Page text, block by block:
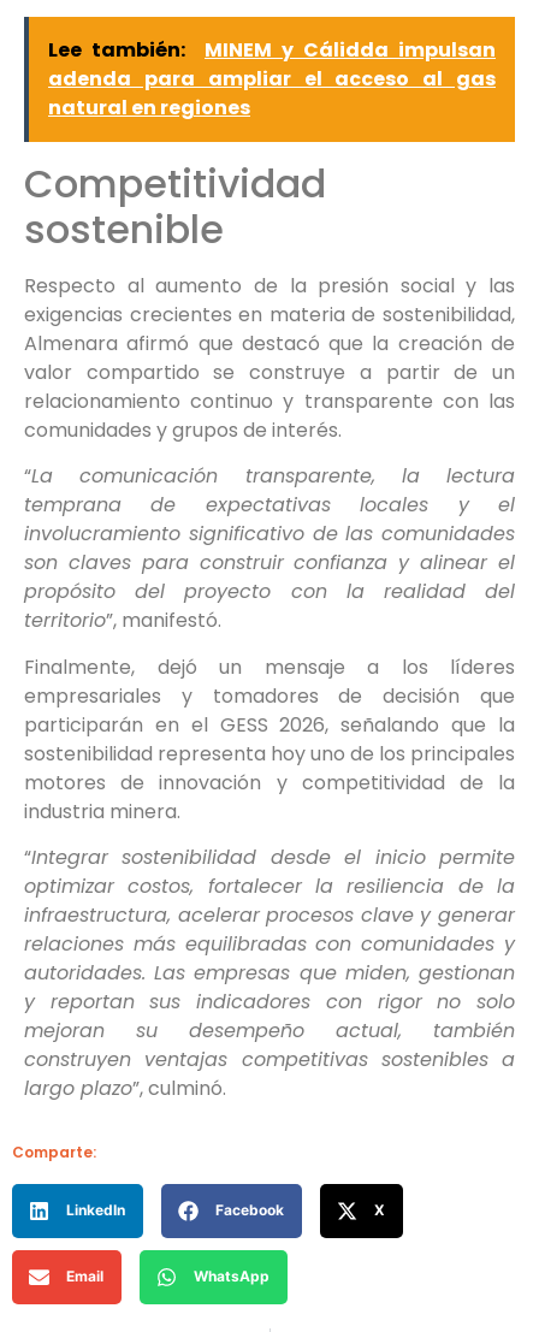
Lee también:
MINEM y Cálidda impulsan
adenda para ampliar el acceso al gas
natural en regiones
Competitividad
sostenible
Respecto al aumento de la presión social y las
exigencias crecientes en materia de sostenibilidad,
Almenara afirmó que destacó que la creación de
valor compartido se construye a partir de un
relacionamiento continuo y transparente con las
comunidades y grupos de interés.
“La comunicación transparente, la lectura
temprana de expectativas locales y el
involucramiento significativo de las comunidades
son claves para construir confianza y alinear el
propósito del proyecto con la realidad del
territorio”, manifestó.
Finalmente, dejó un mensaje a los líderes
empresariales y tomadores de decisión que
participarán en el GESS 2026, señalando que la
sostenibilidad representa hoy uno de los principales
motores de innovación y competitividad de la
industria minera.
“Integrar sostenibilidad desde el inicio permite
optimizar costos, fortalecer la resiliencia de la
infraestructura, acelerar procesos clave y generar
relaciones más equilibradas con comunidades y
autoridades. Las empresas que miden, gestionan
y reportan sus indicadores con rigor no solo
mejoran su desempeño actual, también
construyen ventajas competitivas sostenibles a
largo plazo”, culminó.
Comparte:
LinkedIn Facebook X
Email WhatsApp